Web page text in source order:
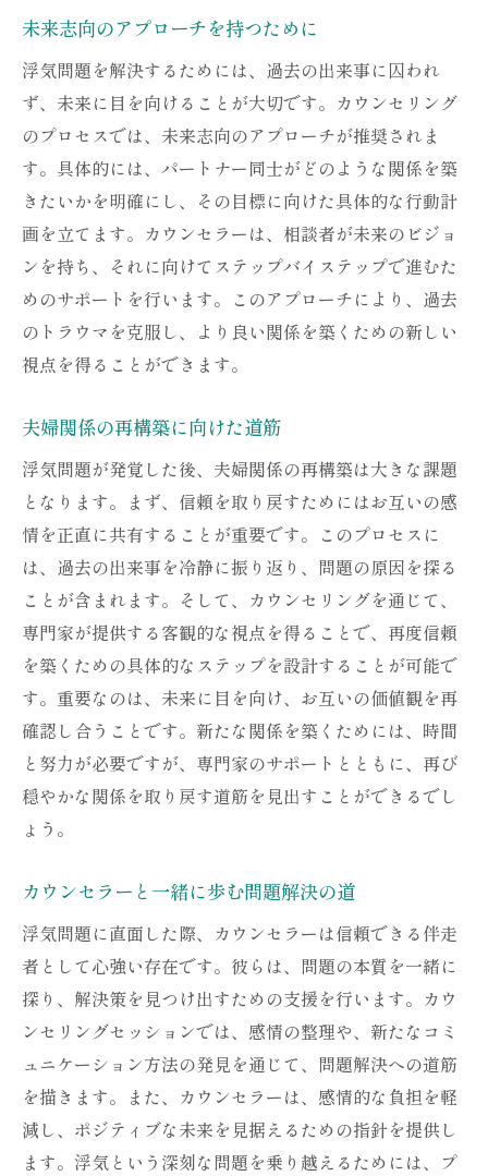
未来志向のアプローチを持つために
浮気問題を解決するためには、過去の出来事に囚われ
ず、未来に目を向けることが大切です。カウンセリング
のプロセスでは、未来志向のアプローチが推奨されま
す。具体的には、パートナー同士がどのような関係を築
きたいかを明確にし、その目標に向けた具体的な行動計
画を立てます。カウンセラーは、相談者が未来のビジョ
ンを持ち、それに向けてステップバイステップで進むた
めのサポートを行います。このアプローチにより、過去
のトラウマを克服し、より良い関係を築くための新しい
視点を得ることができます。
夫婦関係の再構築に向けた道筋
浮気問題が発覚した後、夫婦関係の再構築は大きな課題
となります。まず、信頼を取り戻すためにはお互いの感
情を正直に共有することが重要です。このプロセスに
は、過去の出来事を冷静に振り返り、問題の原因を探る
ことが含まれます。そして、カウンセリングを通じて、
専門家が提供する客観的な視点を得ることで、再度信頼
を築くための具体的なステップを設計することが可能で
す。重要なのは、未来に目を向け、お互いの価値観を再
確認し合うことです。新たな関係を築くためには、時間
と努力が必要ですが、専門家のサポートとともに、再び
穏やかな関係を取り戻す道筋を見出すことができるでし
ょう。
カウンセラーと一緒に歩む問題解決の道
浮気問題に直面した際、カウンセラーは信頼できる伴走
者として心強い存在です。彼らは、問題の本質を一緒に
探り、解決策を見つけ出すための支援を行います。カウ
ンセリングセッションでは、感情の整理や、新たなコミ
ュニケーション方法の発見を通じて、問題解決への道筋
を描きます。また、カウンセラーは、感情的な負担を軽
減し、ポジティブな未来を見据えるための指針を提供し
ます。浮気という深刻な問題を乗り越えるためには、プ